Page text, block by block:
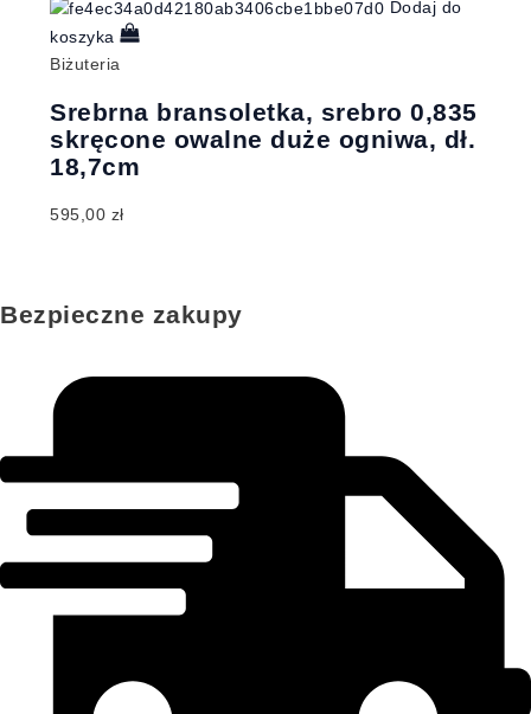
Dodaj do
koszyka
Biżuteria
Srebrna bransoletka, srebro 0,835
skręcone owalne duże ogniwa, dł.
18,7cm
595,00 zł
Bezpieczne zakupy